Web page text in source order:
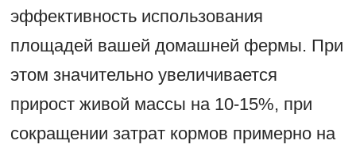
эффективность использования
площадей вашей домашней фермы. При
этом значительно увеличивается
прирост живой массы на 10-15%, при
сокращении затрат кормов примерно на